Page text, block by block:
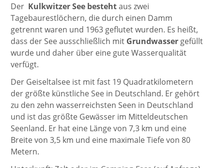
Der Kulkwitzer See bestehtaus zwei
Tagebaurestlöchern, die durch einen Damm
getrennt waren und 1963 geflutet wurden. Es heißt,
dass der See ausschließlich mit Grundwasser gefüllt
wurde und daher über eine gute Wasserqualität
verfügt.
Der Geiseltalsee ist mit fast 19 Quadratkilometern
der größte künstliche See in Deutschland. Er gehört
zu den zehn wasserreichsten Seen in Deutschland
und ist das größte Gewässer im Mitteldeutschen
Seenland. Er hat eine Länge von 7,3 km und eine
Breite von 3,5 km und eine maximale Tiefe von 80
Metern.